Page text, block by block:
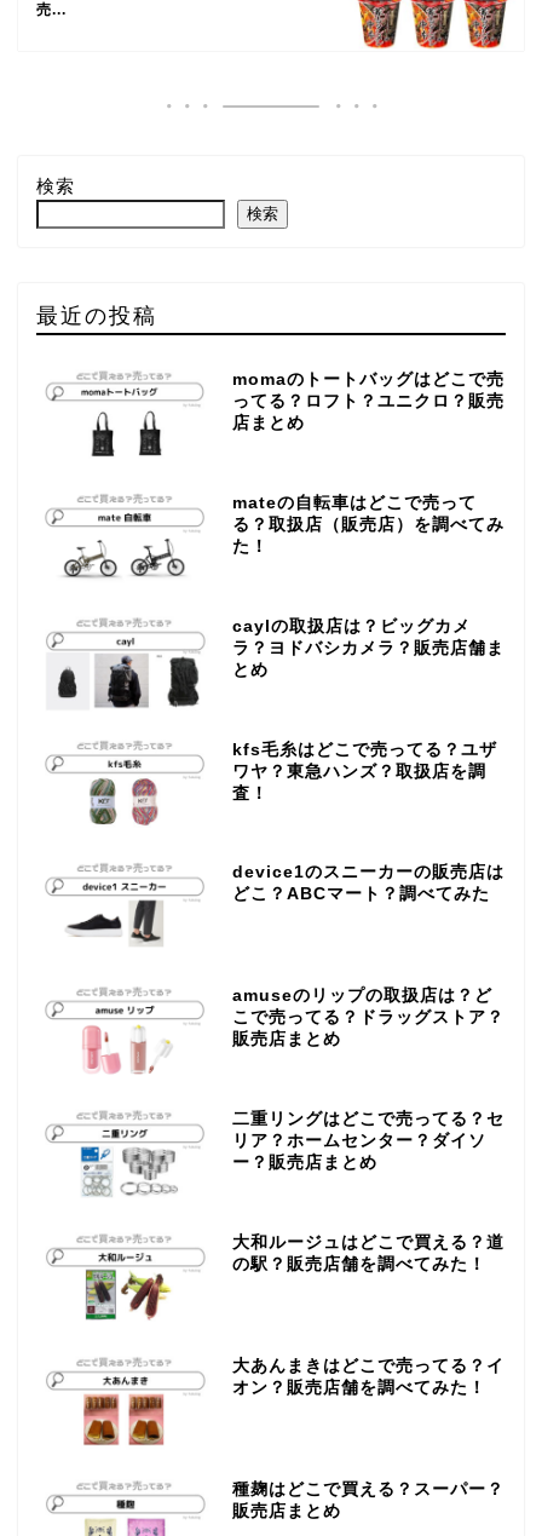
売...
検索
検索
最近の投稿
momaのトートバッグはどこで売
ってる？ロフト？ユニクロ？販売
店まとめ
mateの自転車はどこで売って
る？取扱店（販売店）を調べてみ
た！
caylの取扱店は？ビッグカメ
ラ？ヨドバシカメラ？販売店舗ま
とめ
kfs毛糸はどこで売ってる？ユザ
ワヤ？東急ハンズ？取扱店を調
査！
device1のスニーカーの販売店は
どこ？ABCマート？調べてみた
amuseのリップの取扱店は？ど
こで売ってる？ドラッグストア？
販売店まとめ
二重リングはどこで売ってる？セ
リア？ホームセンター？ダイソ
ー？販売店まとめ
大和ルージュはどこで買える？道
の駅？販売店舗を調べてみた！
大あんまきはどこで売ってる？イ
オン？販売店舗を調べてみた！
種麹はどこで買える？スーパー？
販売店まとめ